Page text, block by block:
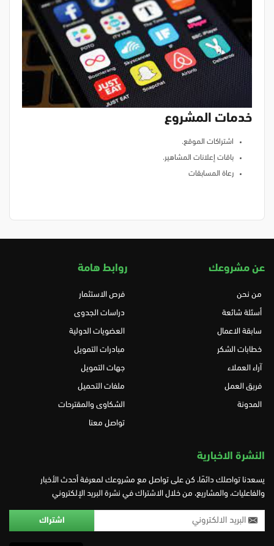
خدمات المشروع
اشتراكات الموقع.
باقات إعلانات المشاهير.
رعاة المسابقات
عن مشروعك
من نحن
أسئلة شائعة
سابقة الاعمال
خطابات الشكر
آراء العملاء
فريق العمل
المدونة
روابط هامة
فرص الاستثمار
دراسات الجدوى
العضويات الدولية
مبادرات التمويل
جهات التمويل
ملفات التحميل
الشكاوى والمقترحات
تواصل معنا
النشرة الاخبارية
يسعدنا تواصلك دائمًا، كن على تواصل مع مشروعك لمعرفة أحدث الأخبار
والفاعليات، والمشاريع، من خلال الاشتراك في نشرة البريد الإلكتروني